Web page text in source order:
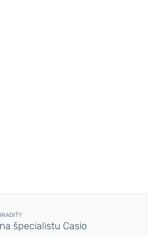
špecialistu Casio